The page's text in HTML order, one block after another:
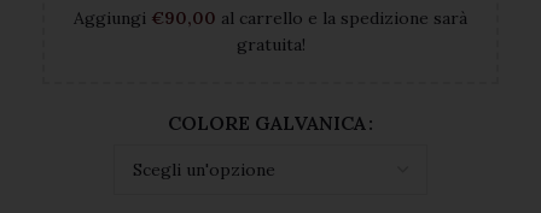
Aggiungi €90,00 al carrello e la spedizione sarà
gratuita!
COLORE GALVANICA